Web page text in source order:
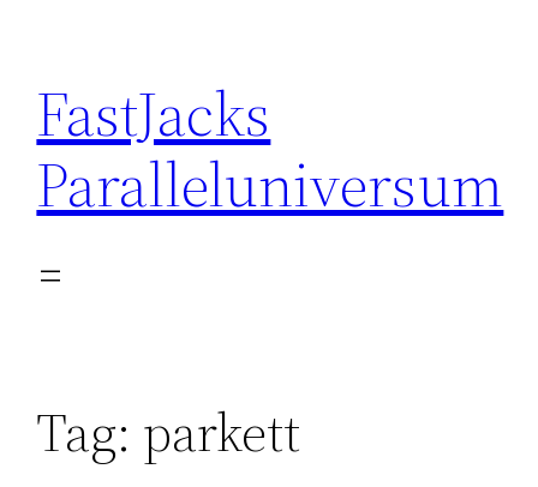
content
FastJacks
Paralleluniversum
Tag: parkett